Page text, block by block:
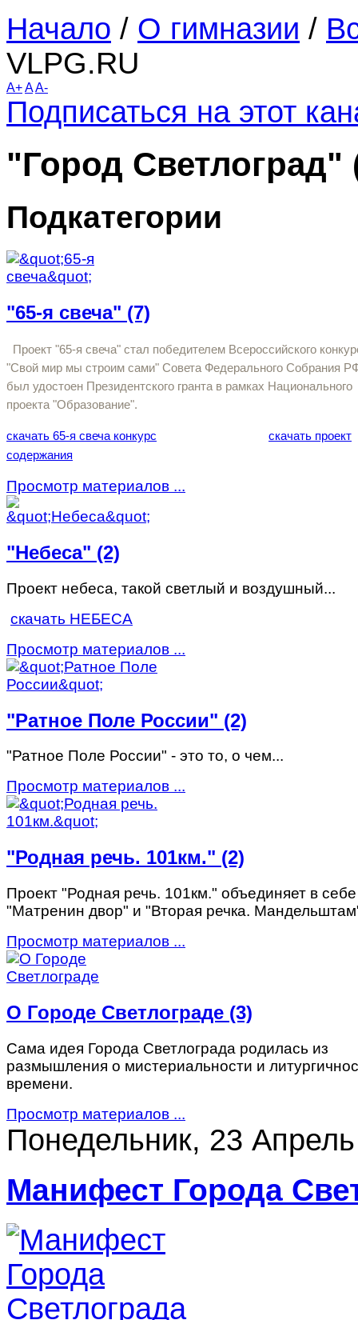
Начало / О гимназии /
VLPG.RU
A+AA-
Подписаться на этот
"Город Светлоград"
Подкатегории
"65-я свеча" (7)
Проект "65-я свеча" стал победителем Всероссийского
"Свой мир мы строим сами" Совета Федерального Собрания
был удостоен Президентского гранта в рамках Национального
проекта "Образование".
скачать 65-я свеча конкурс
скачать проект
содержания
Просмотр материалов ...
"Небеса" (2)
Проект небеса, такой светлый и воздушный...
скачать НЕБЕСА
Просмотр материалов ...
"Ратное Поле России" (2)
"Ратное Поле России" - это то, о чем...
Просмотр материалов ...
"Родная речь. 101км." (2)
Проект "Родная речь. 101км." объединяет в себе
"Матренин двор" и "Вторая речка.
Просмотр материалов ...
О Городе Светлограде (3)
Сама идея Города Светлограда родилась из
размышления о мистериальности и
времени.
Просмотр материалов ...
Понедельник, 23
Манифест Города